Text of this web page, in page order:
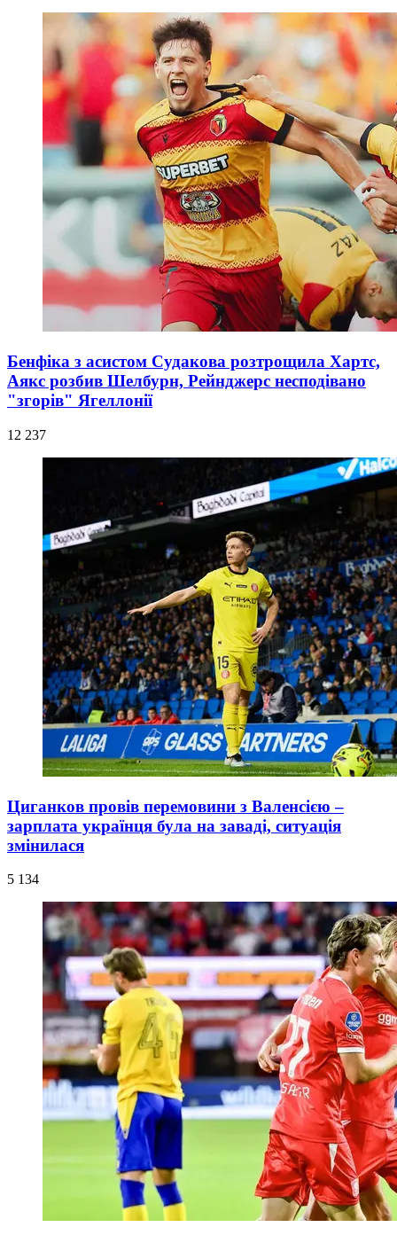
Бенфіка з асистом Судакова розтрощила Хартс,
Аякс розбив Шелбурн, Рейнджерс несподівано
"згорів" Ягеллонії
12 237
Циганков провів перемовини з Валенсією –
зарплата українця була на заваді, ситуація
змінилася
5 134